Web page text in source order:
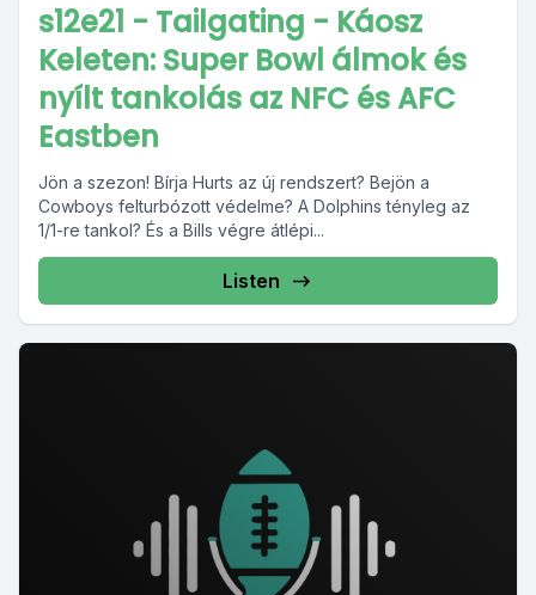
s12e21 - Tailgating - Káosz
Keleten: Super Bowl álmok és
nyílt tankolás az NFC és AFC
Eastben
Jön a szezon! Bírja Hurts az új rendszert? Bejön a
Cowboys felturbózott védelme? A Dolphins tényleg az
1/1-re tankol? És a Bills végre átlépi...
Listen